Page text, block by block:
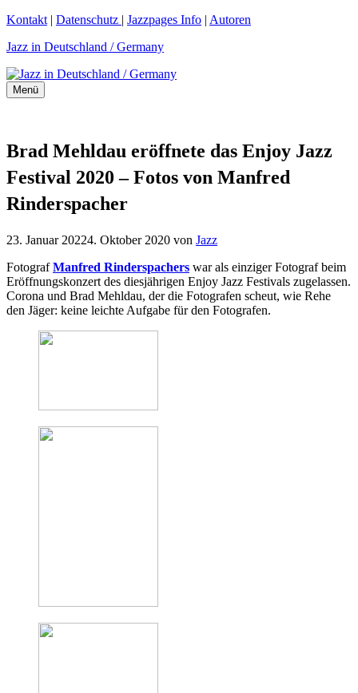
Zum
springen
Kontakt | Datenschutz | Jazzpages Info | Autoren
Jazz in Deutschland / Germany
Menü
Brad Mehldau eröffnete das Enjoy Jazz
Festival 2020 – Fotos von Manfred
Rinderspacher
23. Januar 20224. Oktober 2020 von Jazz
FotografManfred Rinderspachers war als einziger Fotograf beim
Eröffnungskonzert des diesjährigen Enjoy Jazz Festivals zugelassen.
Corona und Brad Mehldau, der die Fotografen scheut, wie Rehe
den Jäger: keine leichte Aufgabe für den Fotografen.